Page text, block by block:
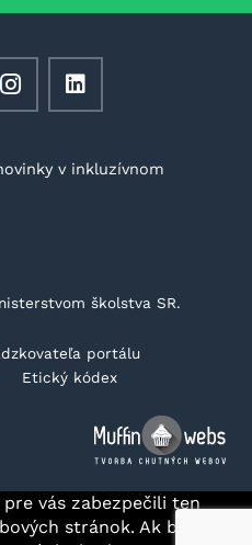
v inkluzívnom
školstva SR.
portálu
Etický kódex
vás zabezpečili ten
stránok. Ak budete